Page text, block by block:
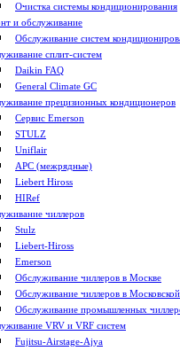
Очистка системы кондиционирования
и обслуживание
Обслуживание систем
сплит-систем
Daikin FAQ
General Climate GC
прецизионных кондиционеров
Сервис Emerson
STULZ
Uniflair
APC (межрядные)
Liebert Hiross
HIRef
чиллеров
Stulz
Liebert-Hiross
Emerson
Обслуживание чиллеров в Москве
Обслуживание чиллеров в
Обслуживание промышленных
VRV и VRF систем
Fujitsu-Airstage-Ajya